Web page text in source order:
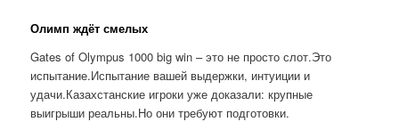
Олимп ждёт смелых
Gates of Olympus 1000 big win – это не просто слот.Это
испытание.Испытание вашей выдержки, интуиции и
удачи.Казахстанские игроки уже доказали: крупные
выигрыши реальны.Но они требуют подготовки.